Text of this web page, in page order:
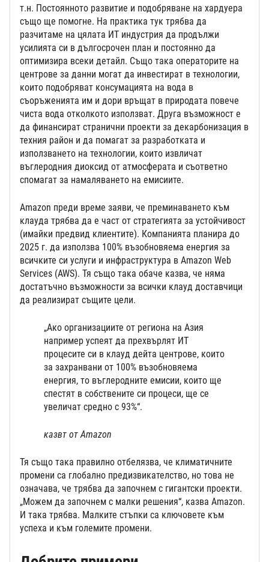
т.н. Постоянното развитие и подобряване на хардуера
също ще помогне. На практика тук трябва да
разчитаме на цялата ИТ индустрия да продължи
усилията си в дългосрочен план и постоянно да
оптимизира всеки детайл. Също така операторите на
центрове за данни могат да инвестират в технологии,
които подобряват консумацията на вода в
съоръженията им и дори връщат в природата повече
чиста вода отколкото използват. Друга възможност е
да финансират странични проекти за декарбонизация в
техния район и да помагат за разработката и
използването на технологии, които извличат
въглеродния диоксид от атмосферата и съответно
спомагат за намаляването на емисиите.
Amazon преди време заяви, че преминаването към
клауда трябва да е част от стратегията за устойчивост
(имайки предвид клиентите). Компанията планира до
2025 г. да използва 100% възобновяема енергия за
всичките си услуги и инфраструктура в Amazon Web
Services (AWS). Тя също така обаче казва, че няма
достатъчно възможности за всички клауд доставчици
да реализират същите цели.
„Ако организациите от региона на Азия
например успеят да прехвърлят ИТ
процесите си в клауд дейта центрове, които
за захранвани от 100% възобновяема
енергия, то въглеродните емисии, които ще
спестят в собствените си процеси, ще се
увеличат средно с 93%“.
казвт от Amazon
Тя също така правилно отбелязва, че климатичните
промени са глобално предизвикателство, но това не
означава, че трябва да започнем с гигантски проекти.
„Можем да започнем с малки решения“, казва Amazon.
И така трябва. Малките стъпки са ключовете към
успеха и към големите промени.